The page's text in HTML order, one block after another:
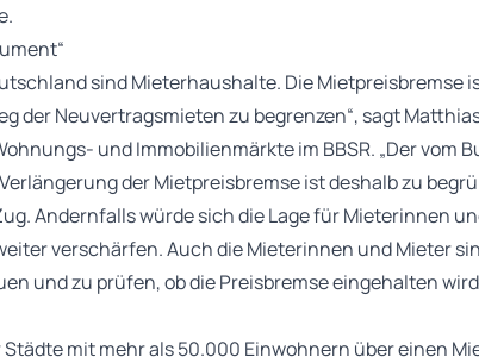
sind Mieterhaushalte. Die Mietpreisbremse
der Neuvertragsmieten zu begrenzen“, sagt
und Immobilienmärkte im BBSR. „Der vom
der Mietpreisbremse ist deshalb zu
Andernfalls würde sich die Lage für Mieterinnen
verschärfen. Auch die Mieterinnen und Mieter
und zu prüfen, ob die Preisbremse eingehalten
mit mehr als 50.000 Einwohnern über einen